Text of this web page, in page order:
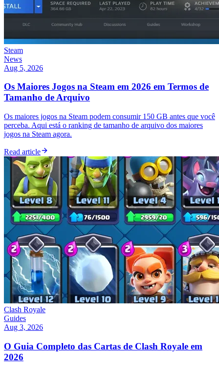
Steam
News
Aug 5, 2026
Os Maiores Jogos na Steam em 2026 em Termos de
Tamanho de Arquivo
Os maiores jogos na Steam podem consumir 150 GB antes que você
perceba. Aqui está o ranking de tamanho de arquivo dos maiores
jogos na Steam agora.
Read article
Clash Royale
Guides
Aug 3, 2026
O Guia Completo das Cartas de Clash Royale em
2026